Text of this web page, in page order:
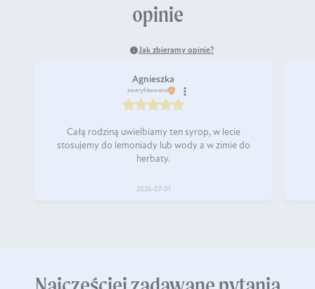
opinie
Jak zbieramy opinie?
Agnieszka
zweryfikowano
Całą rodziną uwielbiamy ten syrop, w lecie
stosujemy do lemoniady lub wody a w zimie do
herbaty.
2026-07-01